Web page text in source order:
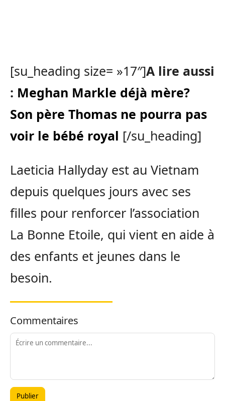
[su_heading size= »17″]A lire aussi
: Meghan Markle déjà mère?
Son père Thomas ne pourra pas
voir le bébé royal [/su_heading]
Laeticia Hallyday est au Vietnam
depuis quelques jours avec ses
filles pour renforcer l’association
La Bonne Etoile, qui vient en aide à
des enfants et jeunes dans le
besoin.
Commentaires
Publier